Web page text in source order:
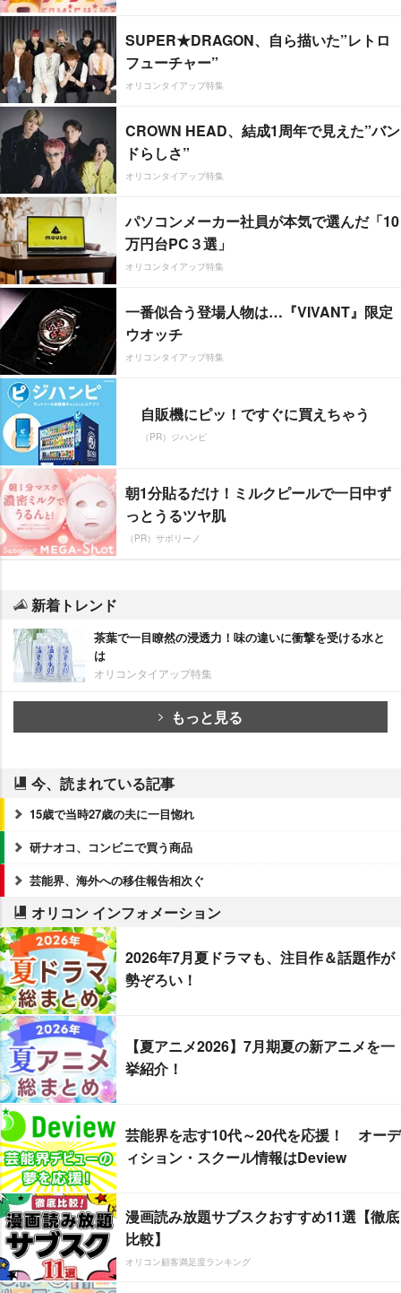
SUPER★DRAGON、自ら描いた”レトロ
フューチャー”
オリコンタイアップ特集
CROWN HEAD、結成1周年で見えた”バン
ドらしさ”
オリコンタイアップ特集
パソコンメーカー社員が本気で選んだ「10
万円台PC３選」
オリコンタイアップ特集
一番似合う登場人物は…『VIVANT』限定
ウオッチ
オリコンタイアップ特集
自販機にピッ！ですぐに買えちゃう
（PR）ジハンピ
朝1分貼るだけ！ミルクピールで一日中ず
っとうるツヤ肌
（PR）サボリーノ
新着トレンド
茶葉で一目瞭然の浸透力！味の違いに衝撃を受ける水と
は
オリコンタイアップ特集
もっと見る
今、読まれている記事
15歳で当時27歳の夫に一目惚れ
研ナオコ、コンビニで買う商品
芸能界、海外への移住報告相次ぐ
オリコン インフォメーション
2026年7月夏ドラマも、注目作＆話題作が
勢ぞろい！
【夏アニメ2026】7月期夏の新アニメを一
挙紹介！
芸能界を志す10代～20代を応援！ オーデ
ィション・スクール情報はDeview
漫画読み放題サブスクおすすめ11選【徹底
比較】
オリコン顧客満足度ランキング